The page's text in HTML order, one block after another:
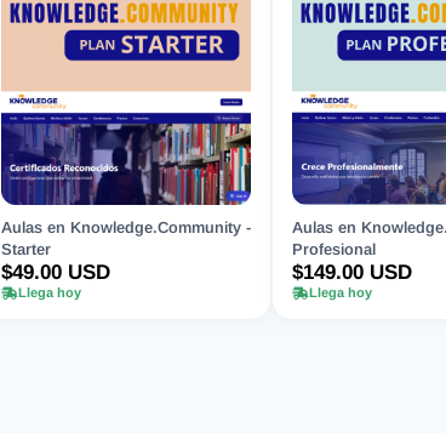
Aulas en Knowledge.Community -
Starter
$49.00 USD
Llega hoy
Aulas en
Profesional
$149.00 USD
Llega hoy